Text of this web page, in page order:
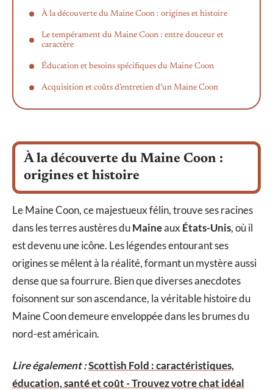
À la découverte du Maine Coon : origines et histoire
Le tempérament du Maine Coon : entre douceur et
caractère
Éducation et besoins spécifiques du Maine Coon
Acquisition et coûts d’entretien d’un Maine Coon
À la découverte du Maine Coon :
origines et histoire
Le Maine Coon, ce majestueux félin, trouve ses racines
dans les terres austères duMaineaux États-Unis, où il
est devenu une icône. Les légendes entourant ses
origines se mêlent à la réalité, formant un mystère aussi
dense que sa fourrure. Bien que diverses anecdotes
foisonnent sur son ascendance, la véritable histoire du
Maine Coon demeure enveloppée dans les brumes du
nord-est américain.
Lire également :Scottish Fold : caractéristiques,
éducation, santé et coût - Trouvez votre chat idéal